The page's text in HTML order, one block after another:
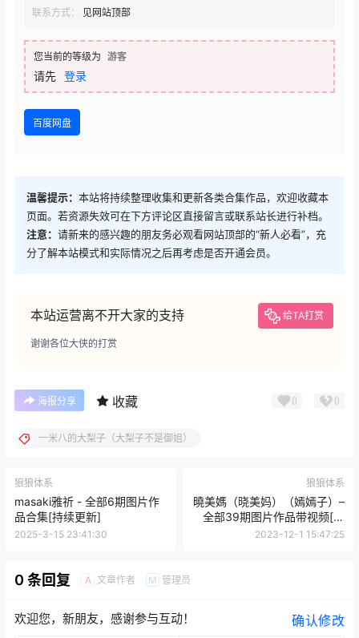
联系方式：
见网站顶部
您当前的等级为 游客
请先 登录
百度网盘
温馨提示： 本站将持续整理收集和更新各类合集作品，欢迎收藏本
页面。若资源失效可在下方评论区直接留言或联系站长进行补档。
注意： 请新来的感兴趣的朋友务必观看网站顶部的“新人必看”，充
分了解本站模式和实际情况之后再考虑是否开通会员。
本站运营离不开大家的支持 给TA打赏
谢谢各位大侠的打赏
海报分享 收藏 0 0
一米八的大梨子（大梨子不是御姐）
狼狼体系
masaki雅祈 - 全部6期图片作
品合集[持续更新]
2025-3-15 23:41:30
狼狼体系
曉美媽（晓美妈）（嫣嫣子）–
全部39期图片作品带视频[持
续更新]
2023-12-1 15:47:25
0 条回复 A 文章作者 M 管理员
欢迎您，新朋友，感谢参与互动！ 确认修改